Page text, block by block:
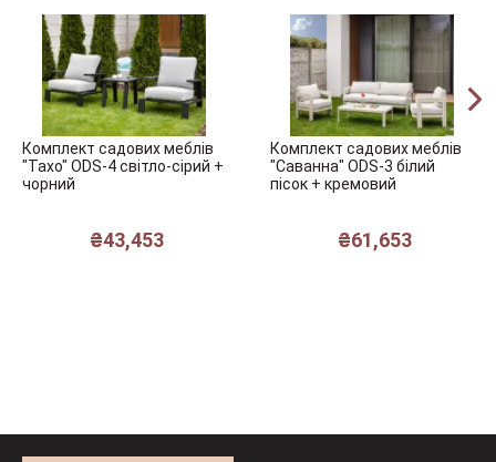
Комплект садових меблів
"Тахо" ODS-4 світло-сірий +
чорний
₴43,453
Комплект садових меблів
"Саванна" ODS-3 білий
пісок + кремовий
₴61,653